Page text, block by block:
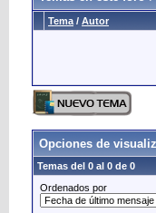
Tema / Autor
Opciones de
Temas del 0 al 0 de 0
Ordenados por